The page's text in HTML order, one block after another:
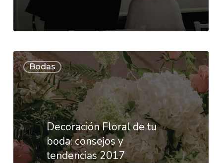
Bodas
Decoración
Floral
de
tu
boda:
consejos
Decoración Floral de tu
boda: consejos y
tendencias 2017